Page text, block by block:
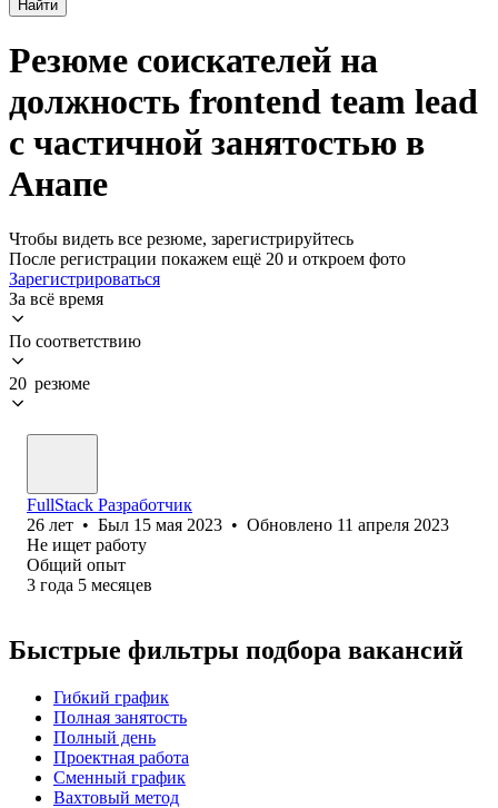
Найти
Резюме соискателей на
должность frontend team lead
с частичной занятостью в
Анапе
Чтобы видеть все резюме, зарегистрируйтесь
После регистрации покажем ещё 20 и откроем фото
Зарегистрироваться
За всё время
По соответствию
20 резюме
FullStack Разработчик
26 лет • Был 15 мая 2023 • Обновлено 11 апреля 2023
Не ищет работу
Общий опыт
3 года 5 месяцев
Быстрые фильтры подбора вакансий
Гибкий график
Полная занятость
Полный день
Проектная работа
Сменный график
Вахтовый метод